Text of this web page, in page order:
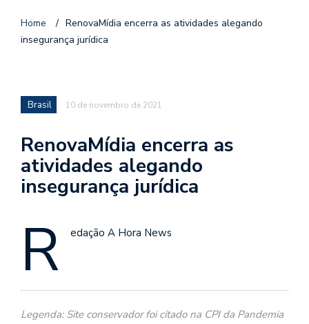
Home / RenovaMídia encerra as atividades alegando
insegurança jurídica
Brasil 10 de novembro de 2021
RenovaMídia encerra as
atividades alegando
insegurança jurídica
R edação A Hora News
Legenda: Site conservador foi citado na CPI da Pandemia